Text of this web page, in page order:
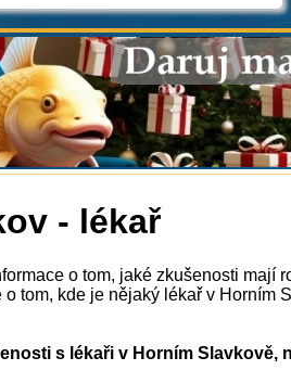
- lékař
o tom, jaké zkušenosti mají
tom, kde je nějaký lékař v Horním
s lékaři v Horním Slavkově,